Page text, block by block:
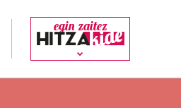
egin zaitez